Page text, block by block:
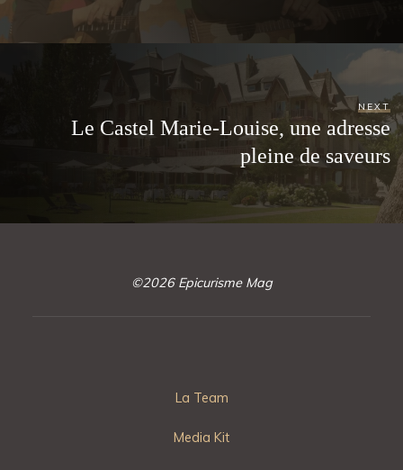
NEXT
Le Castel Marie-Louise, une adresse
pleine de saveurs
©2026 Epicurisme Mag
La Team
Media Kit